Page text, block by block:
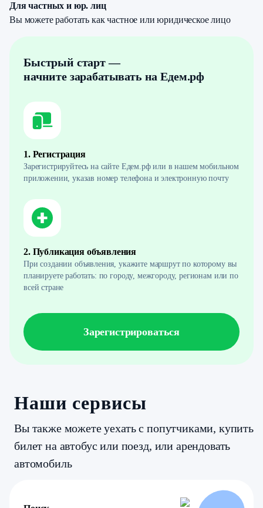
Для частных и юр. лиц
Вы можете работать как частное или юридическое лицо
Быстрый старт —
начните зарабатывать на Едем.рф
1. Регистрация
Зарегистрируйтесь на сайте Едем.рф или в нашем мобильном
приложении, указав номер телефона и электронную почту
2. Публикация объявления
При создании объявления, укажите маршрут по которому вы
планируете работать: по городу, межгороду, регионам или по
всей стране
Зарегистрироваться
Наши сервисы
Вы также можете уехать с попутчиками, купить
билет на автобус или поезд, или арендовать
автомобиль